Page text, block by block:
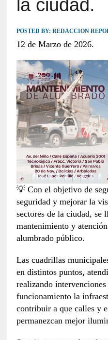
la ciudad.
POSTED BY: REDACCION
12 de Marzo de 2026.
💡 Con el objetivo de
seguridad y mejorar la
sectores de la ciudad, se
mantenimiento y
alumbrado público.
Las cuadrillas
en distintos puntos,
realizando
funcionamiento la
contribuir a que calles y
permanezcan mejor